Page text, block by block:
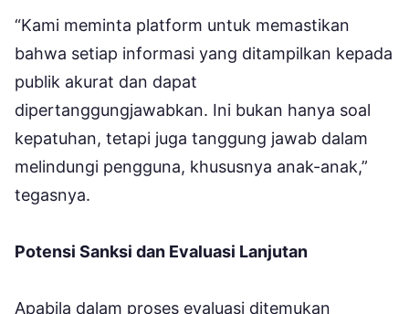
“Kami meminta platform untuk memastikan
bahwa setiap informasi yang ditampilkan kepada
publik akurat dan dapat
dipertanggungjawabkan. Ini bukan hanya soal
kepatuhan, tetapi juga tanggung jawab dalam
melindungi pengguna, khususnya anak-anak,”
tegasnya.
Potensi Sanksi dan Evaluasi Lanjutan
Apabila dalam proses evaluasi ditemukan